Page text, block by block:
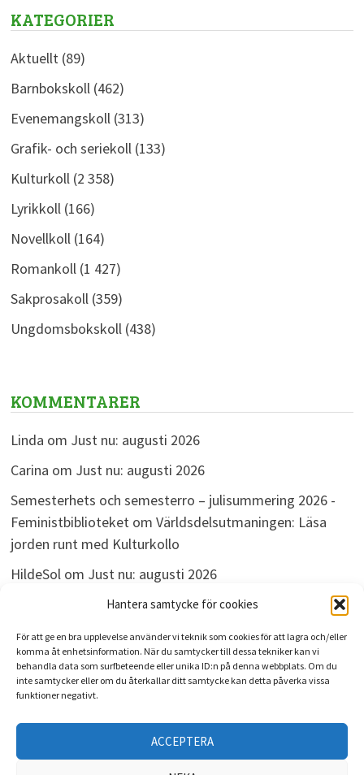
Hantera samtycke för cookies
För att ge en bra upplevelse använder vi teknik som cookies för att lagra och/eller
komma åt enhetsinformation. När du samtycker till dessa tekniker kan vi
behandla data som surfbeteende eller unika ID:n på denna webbplats. Om du
inte samtycker eller om du återkallar ditt samtycke kan detta påverka vissa
funktioner negativt.
ACCEPTERA
KATEGORIER
Aktuellt(89)
Barnbokskoll(462)
Evenemangskoll(313)
Grafik- och seriekoll(133)
Kulturkoll(2 358)
Lyrikkoll(166)
Novellkoll(164)
Romankoll(1 427)
Sakprosakoll(359)
Ungdomsbokskoll(438)
KOMMENTARER
Linda om Just nu: augusti 2026
Carina om Just nu: augusti 2026
Semesterhets och semesterro – julisummering 2026 -
Feministbiblioteketom Världsdelsutmaningen: Läsa
jorden runt med Kulturkollo
HildeSolom Just nu: augusti 2026
omJust nu: augusti 2026
ARKIV